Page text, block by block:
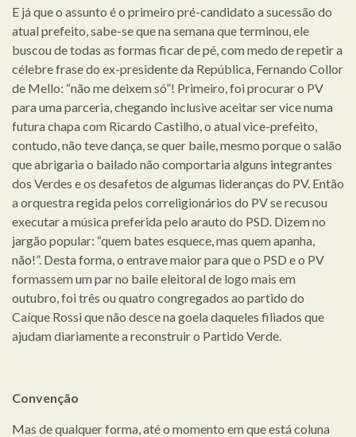
E já que o assunto é o primeiro pré-candidato a sucessão do
atual prefeito, sabe-se que na semana que terminou, ele
buscou de todas as formas ficar de pé, com medo de repetir a
célebre frase do ex-presidente da República, Fernando Collor
de Mello: “não me deixem só”! Primeiro, foi procurar o PV
para uma parceria, chegando inclusive aceitar ser vice numa
futura chapa com Ricardo Castilho, o atual vice-prefeito,
contudo, não teve dança, se quer baile, mesmo porque o salão
que abrigaria o bailado não comportaria alguns integrantes
dos Verdes e os desafetos de algumas lideranças do PV. Então
a orquestra regida pelos correligionários do PV se recusou
executar a música preferida pelo arauto do PSD. Dizem no
jargão popular: “quem bates esquece, mas quem apanha,
não!”. Desta forma, o entrave maior para que o PSD e o PV
formassem um par no baile eleitoral de logo mais em
outubro, foi três ou quatro congregados ao partido do
Caíque Rossi que não desce na goela daqueles filiados que
ajudam diariamente a reconstruir o Partido Verde.
Convenção
Mas de qualquer forma, até o momento em que está coluna